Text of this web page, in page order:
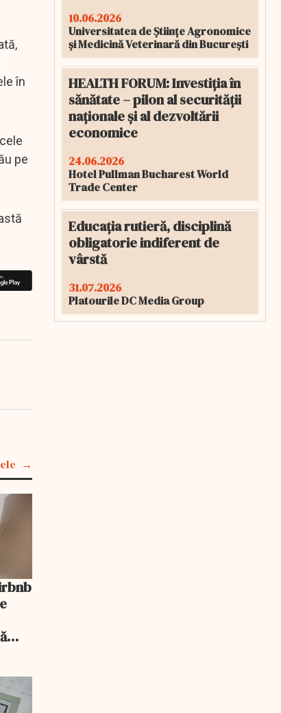
în
pe
10.06.2026
Universitatea de Științe Agronomice
și Medicină Veterinară din București
HEALTH FORUM: Investiția în
sănătate – pilon al securității
naționale și al dezvoltării
economice
24.06.2026
Hotel Pullman Bucharest World
Trade Center
Educația rutieră, disciplină
obligatorie indiferent de
vârstă
31.07.2026
Platourile DC Media Group